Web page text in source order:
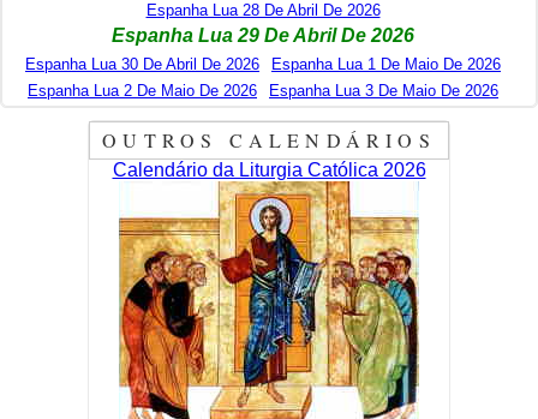
Espanha Lua 28 De Abril De 2026
Espanha Lua 29 De Abril De 2026
Espanha Lua 30 De Abril De 2026
Espanha Lua 1 De Maio De 2026
Espanha Lua 2 De Maio De 2026
Espanha Lua 3 De Maio De 2026
OUTROS CALENDÁRIOS
Calendário da Liturgia Católica 2026